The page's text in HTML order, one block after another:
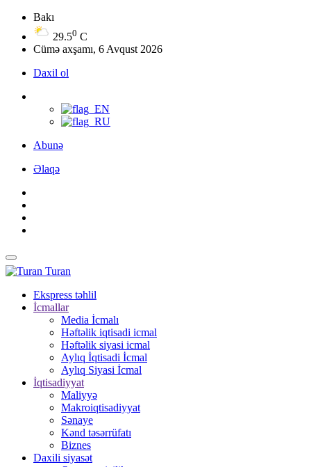
Bakı
29.50 C
Cümə axşamı, 6 Avqust 2026
Daxil ol
Abunə
Əlaqə
Turan
Ekspress təhlil
İcmallar
Media İcmalı
Həftəlik iqtisadi icmal
Həftəlik siyasi icmal
Aylıq İqtisadi İcmal
Aylıq Siyasi İcmal
İqtisadiyyat
Maliyyə
Makroiqtisadiyyat
Sənaye
Kənd təsərrüfatı
Biznes
Daxili siyasət